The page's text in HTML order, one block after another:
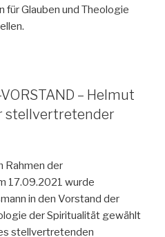
für Glauben und Theologie
– Helmut
stellvertretender
Rahmen der
17.09.2021 wurde
in den Vorstand der
der Spiritualität gewählt
stellvertretenden